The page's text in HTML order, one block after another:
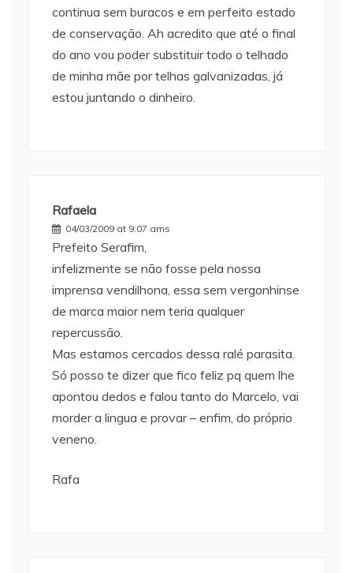
continua sem buracos e em perfeito estado
de conservação. Ah acredito que até o final
do ano vou poder substituir todo o telhado
de minha mãe por telhas galvanizadas, já
estou juntando o dinheiro.
Rafaela
04/03/2009 at 9:07 ams
Prefeito Serafim,
infelizmente se não fosse pela nossa
imprensa vendilhona, essa sem vergonhinse
de marca maior nem teria qualquer
repercussão.
Mas estamos cercados dessa ralé parasita.
Só posso te dizer que fico feliz pq quem lhe
apontou dedos e falou tanto do Marcelo, vai
morder a lingua e provar – enfim, do próprio
veneno.
Rafa